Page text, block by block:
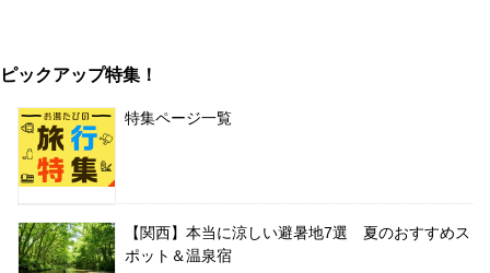
ピックアップ特集！
特集ページ一覧
【関西】本当に涼しい避暑地7選 夏のおすすめス
ポット＆温泉宿